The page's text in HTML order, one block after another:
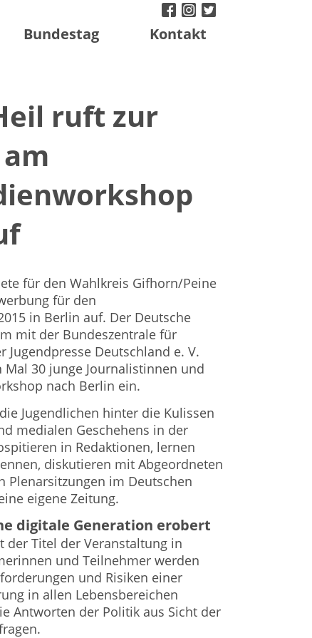
facebook
instagram
twitter
Bundestag Kontakt
ruft zur
für den Wahlkreis Gifhorn/Peine
für den
in Berlin auf. Der Deutsche
mit der Bundeszentrale für
Deutschland e. V.
30 junge Journalistinnen und
nach Berlin ein.
Jugendlichen hinter die Kulissen
medialen Geschehens in der
in Redaktionen, lernen
diskutieren mit Abgeordneten
Plenarsitzungen im Deutschen
eigene Zeitung.
digitale Generation erobert
der Titel der Veranstaltung in
und Teilnehmer werden
und Risiken einer
in allen Lebensbereichen
Antworten der Politik aus Sicht der